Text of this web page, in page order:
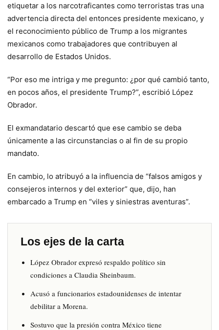
etiquetar a los narcotraficantes como terroristas tras una
advertencia directa del entonces presidente mexicano, y
el reconocimiento público de Trump a los migrantes
mexicanos como trabajadores que contribuyen al
desarrollo de Estados Unidos.
“Por eso me intriga y me pregunto: ¿por qué cambió tanto,
en pocos años, el presidente Trump?”, escribió López
Obrador.
El exmandatario descartó que ese cambio se deba
únicamente a las circunstancias o al fin de su propio
mandato.
En cambio, lo atribuyó a la influencia de “falsos amigos y
consejeros internos y del exterior” que, dijo, han
embarcado a Trump en “viles y siniestras aventuras”.
Los ejes de la carta
López Obrador expresó respaldo político sin
condiciones a Claudia Sheinbaum.
Acusó a funcionarios estadounidenses de intentar
debilitar a Morena.
Sostuvo que la presión contra México tiene